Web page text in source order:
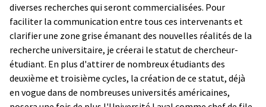
diverses recherches qui seront commercialisées. Pour
faciliter la communication entre tous ces intervenants et
clarifier une zone grise émanant des nouvelles réalités de la
recherche universitaire, je créerai le statut de chercheur-
étudiant. En plus d'attirer de nombreux étudiants des
deuxième et troisième cycles, la création de ce statut, déjà
en vogue dans de nombreuses universités américaines,